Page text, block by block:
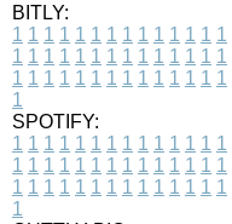
BITLY:
1 1 1 1 1 1 1 1 1 1 1 1 1 1
1 1 1 1 1 1 1 1 1 1 1 1 1 1
1 1 1 1 1 1 1 1 1 1 1 1 1 1
1
SPOTIFY:
1 1 1 1 1 1 1 1 1 1 1 1 1 1
1 1 1 1 1 1 1 1 1 1 1 1 1 1
1 1 1 1 1 1 1 1 1 1 1 1 1 1
1